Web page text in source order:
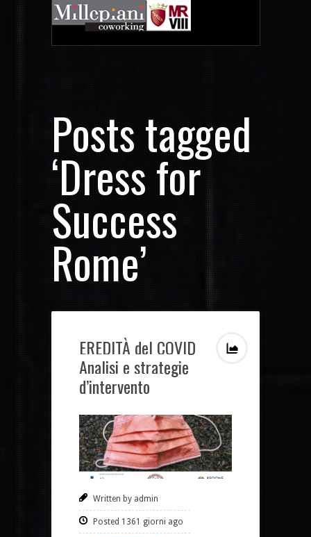
Posts tagged
‘Dress for
Success
Rome’
EREDITÀ del COVID
Analisi e strategie
d’intervento
Written by admin
Posted 1361 giorni ago